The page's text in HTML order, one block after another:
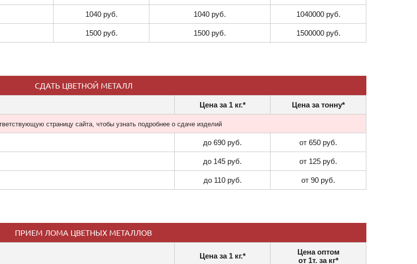
1040 руб. 1040 руб. 1040000 руб.
1500 руб. 1500 руб. 1500000 руб.
СДАТЬ ЦВЕТНОЙ МЕТАЛЛ
Цена за 1 кг.* Цена за тонну*
страницу сайта, чтобы узнать подробнее о сдаче изделий
до 690 руб. от 650 руб.
до 145 руб. от 125 руб.
до 110 руб. от 90 руб.
ПРИЕМ ЛОМА ЦВЕТНЫХ МЕТАЛЛОВ
Цена за 1 кг.*
Цена оптом
от 1т. за кг*